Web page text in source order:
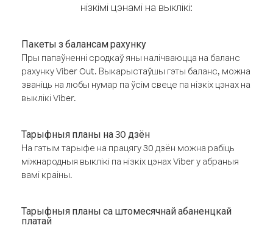
нізкімі цэнамі на выклікі:
Пакеты з балансам рахунку
Пры папаўненні сродкаў яны налічваюцца на баланс
рахунку Viber Out. Выкарыстаўшы гэты баланс, можна
званіць на любы нумар па ўсім свеце па нізкіх цэнах на
выклікі Viber.
Тарыфныя планы на 30 дзён
На гэтым тарыфе на працягу 30 дзён можна рабіць
міжнародныя выклікі па нізкіх цэнах Viber у абраныя
вамі краіны.
Тарыфныя планы са штомесячнай абаненцкай
платай